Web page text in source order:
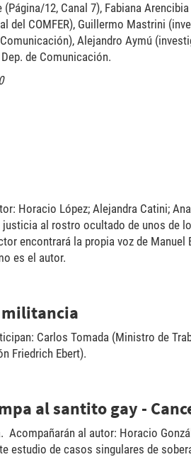
12, Canal 7), Fabiana
del COMFER), Guillermo Mastrini
Alejandro Aymú
de Comunicación.
Horacio López; Alejandra Catini;
al rostro ocultado de unos de
encontrará la propia voz de
es el autor.
militancia
Carlos Tomada (Ministro de
Friedrich Ebert).
al santito gay -
Acompañarán al autor: Horacio
estudio de casos singulares de